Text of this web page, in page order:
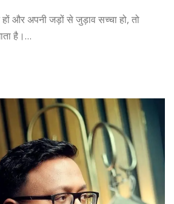
और अपनी जड़ों से जुड़ाव सच्चा हो, तो
है।…